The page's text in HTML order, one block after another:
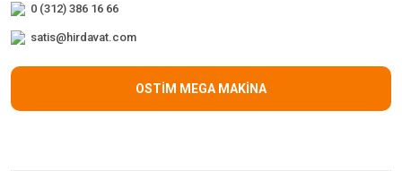
0 (312) 386 16 66
satis@hirdavat.com
OSTİM MEGA MAKİNA